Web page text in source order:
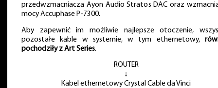
przedwzmacniacza Ayon Audio Stratos DAC oraz
mocy Accuphase P-7300.
Aby zapewnić im możliwie najlepsze otoczenie,
pozostałe kable w systemie, w tym ethernetowy,
pochodziły z Art Series.
ROUTER
↓
Kabel ethernetowy Crystal Cable da Vinci